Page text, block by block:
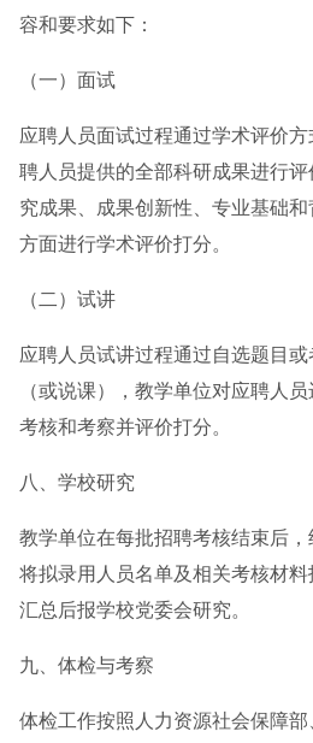
容和要求如下：
（一）面试
应聘人员面试过程通过学术评价
聘人员提供的全部科研成果进行
究成果、成果创新性、专业基础
方面进行学术评价打分。
（二）试讲
应聘人员试讲过程通过自选题目
（或说课），教学单位对应聘人
考核和考察并评价打分。
八、学校研究
教学单位在每批招聘考核结束后，
将拟录用人员名单及相关考核材
汇总后报学校党委会研究。
九、体检与考察
体检工作按照人力资源社会保障